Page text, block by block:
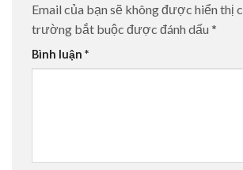
Email của bạn sẽ không được hiển thị
trường bắt buộc được đánh dấu *
Bình luận *